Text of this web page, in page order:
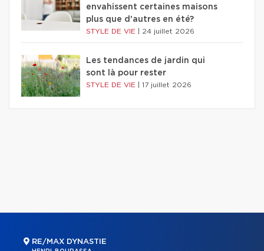
envahissent certaines maisons
plus que d'autres en été?
STYLE DE VIE 24 juillet 2026
Les tendances de jardin qui
sont là pour rester
STYLE DE VIE 17 juillet 2026
RE/MAX DYNASTIE